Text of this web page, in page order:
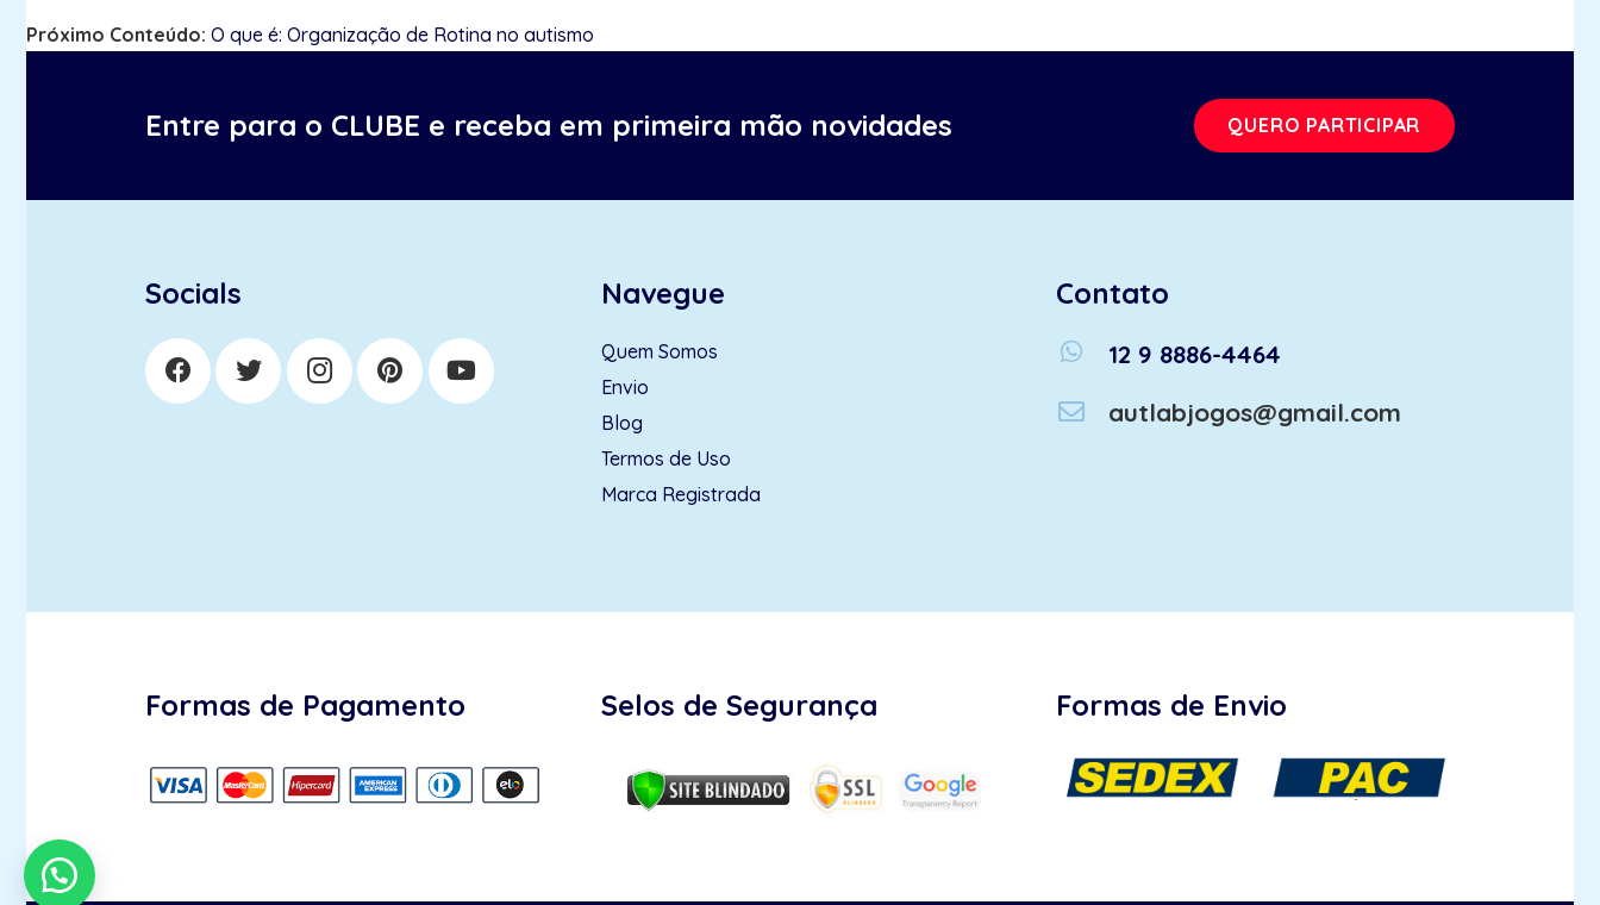
Próximo Conteúdo: O que é: Organização de Rotina no autismo
Entre para o CLUBE e receba em primeira mão novidades QUERO PARTICIPAR
Socials Navegue
Quem Somos
Envio
Blog
Termos de Uso
Marca Registrada
Contato
whatsapp
12 9 8886-4464
autlabjogos@gmail.com
Formas de Pagamento Selos de Segurança Formas de Envio